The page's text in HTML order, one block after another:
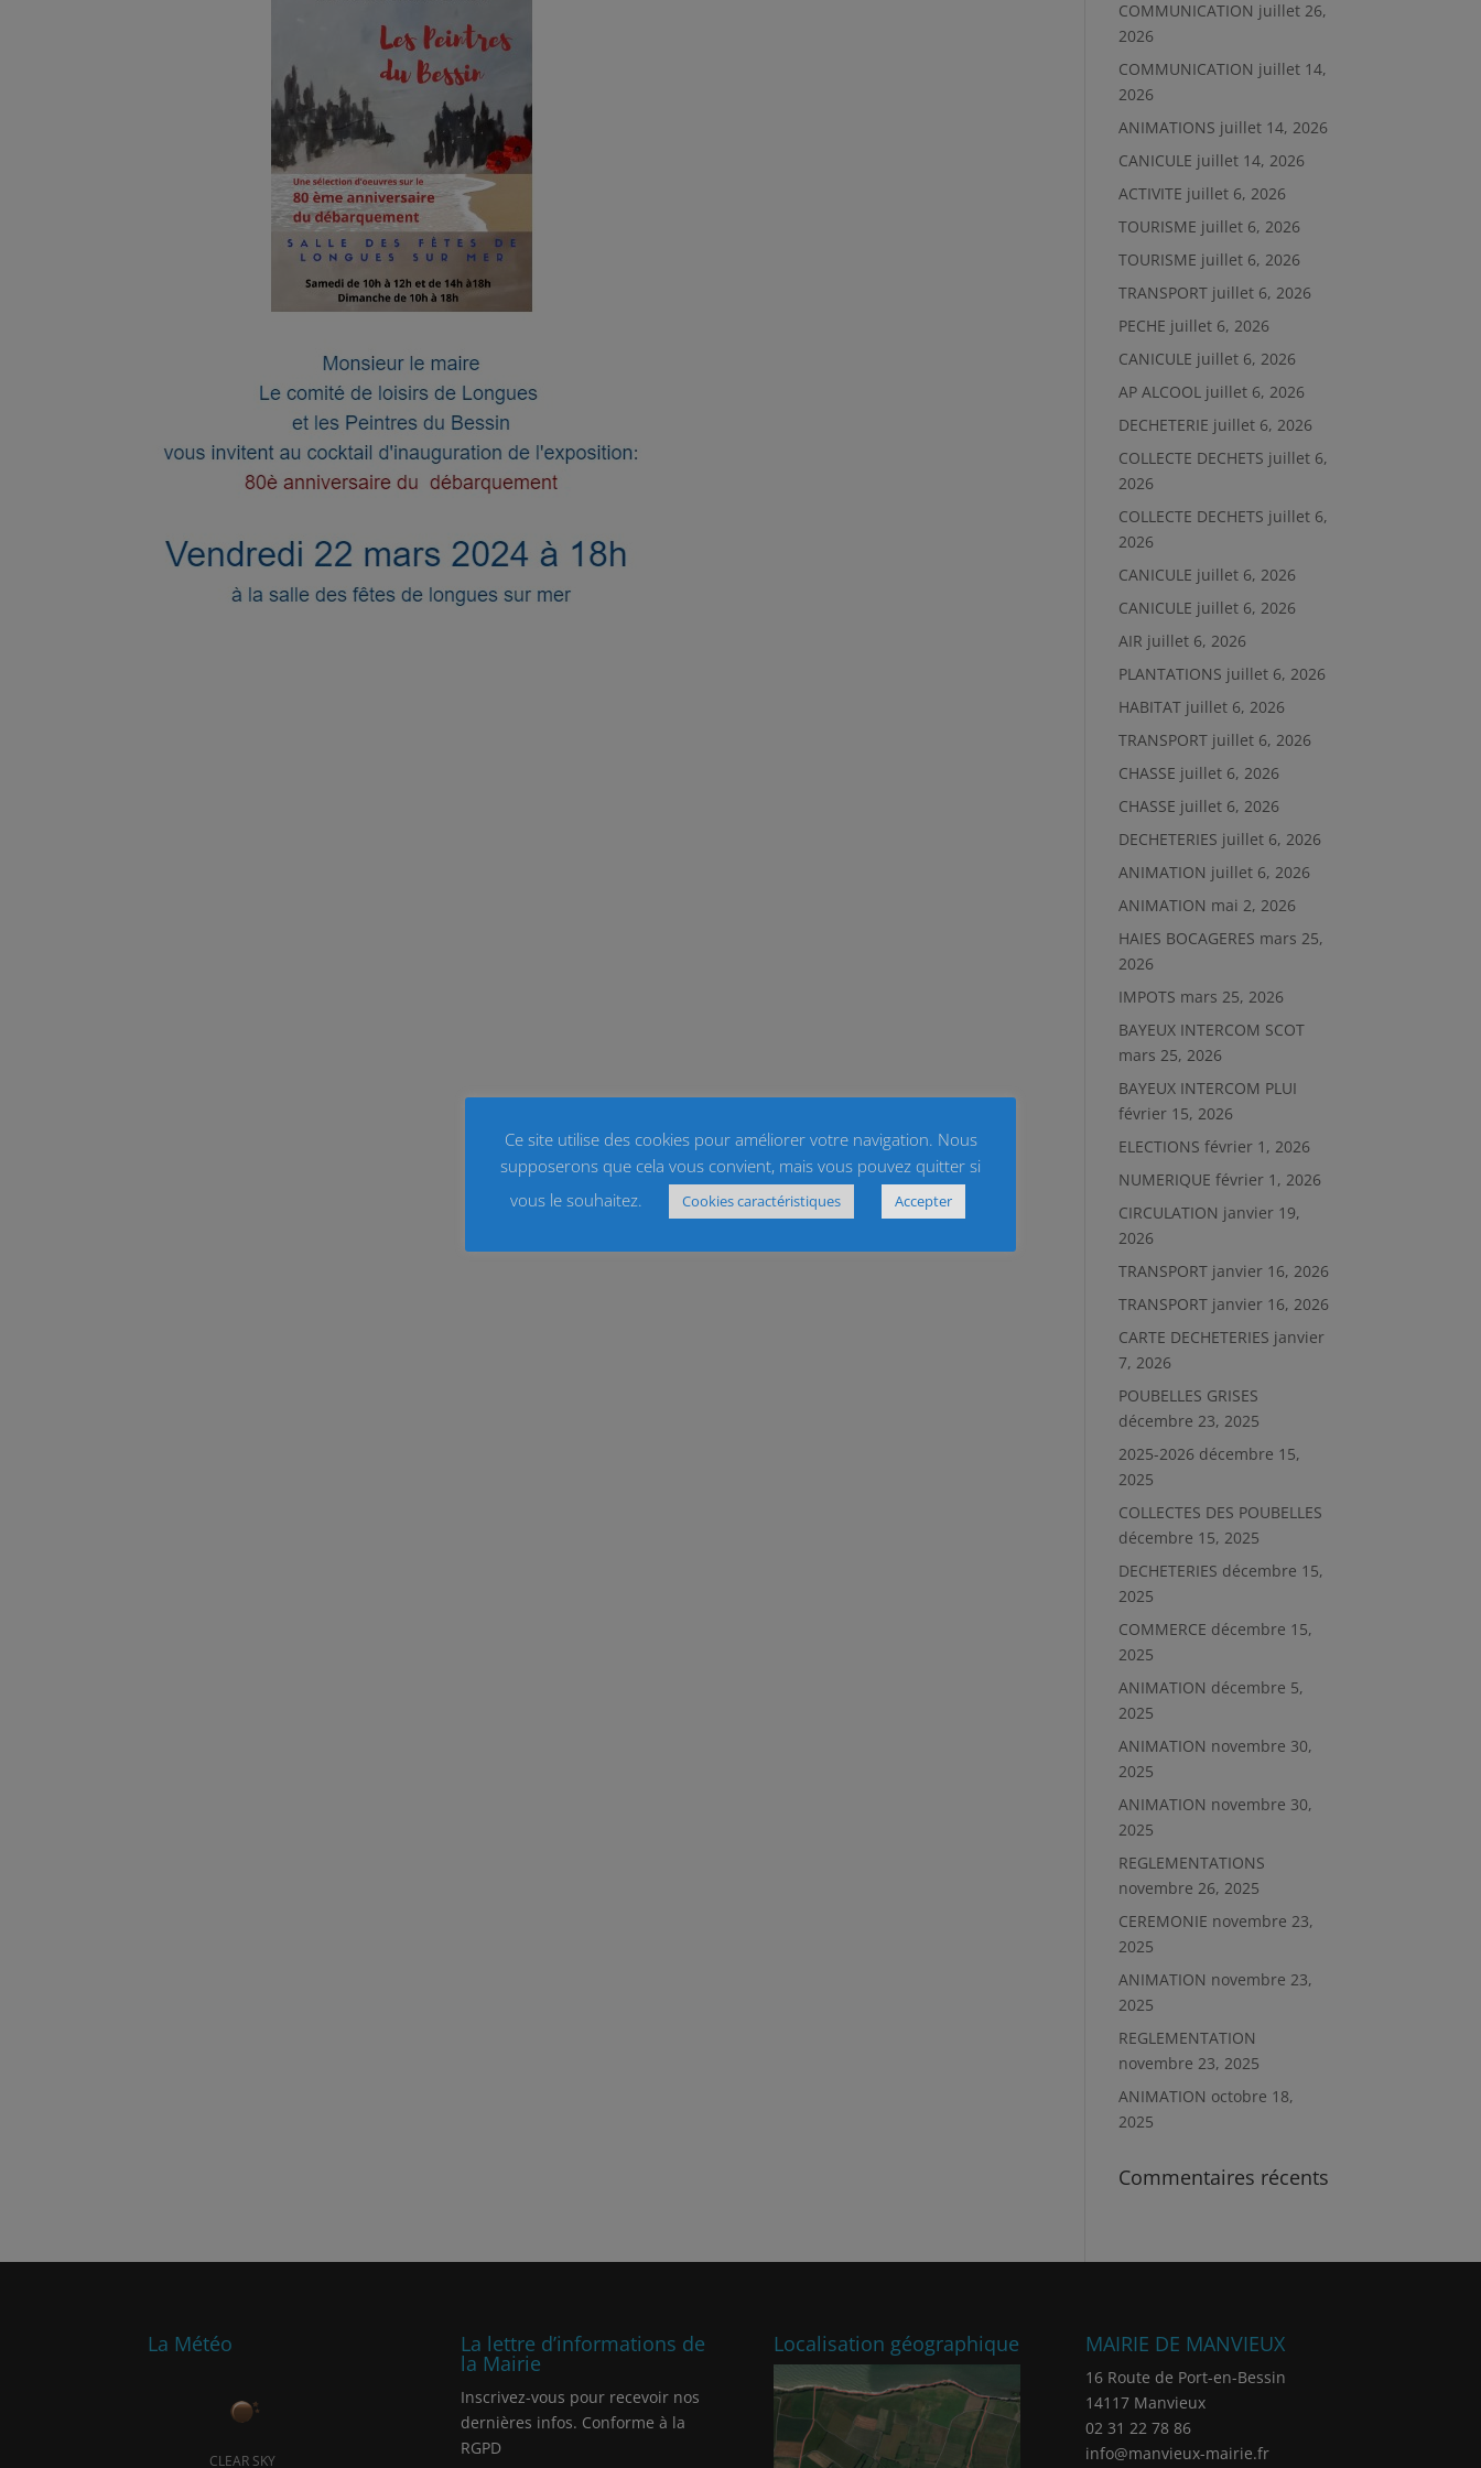
COMMUNICATION juillet 26,
2026
COMMUNICATION juillet 14,
2026
ANIMATIONS juillet 14, 2026
CANICULE juillet 14, 2026
ACTIVITE juillet 6, 2026
TOURISME juillet 6, 2026
TOURISME juillet 6, 2026
TRANSPORT juillet 6, 2026
PECHE juillet 6, 2026
CANICULE juillet 6, 2026
AP ALCOOL juillet 6, 2026
DECHETERIE juillet 6, 2026
COLLECTE DECHETS juillet 6,
2026
COLLECTE DECHETS juillet 6,
2026
CANICULE juillet 6, 2026
CANICULE juillet 6, 2026
AIR juillet 6, 2026
PLANTATIONS juillet 6, 2026
HABITAT juillet 6, 2026
TRANSPORT juillet 6, 2026
CHASSE juillet 6, 2026
CHASSE juillet 6, 2026
DECHETERIES juillet 6, 2026
ANIMATION juillet 6, 2026
ANIMATION mai 2, 2026
HAIES BOCAGERES mars 25,
2026
IMPOTS mars 25, 2026
BAYEUX INTERCOM SCOT
mars 25, 2026
BAYEUX INTERCOM PLUI
février 15, 2026
ELECTIONS février 1, 2026
NUMERIQUE février 1, 2026
CIRCULATION janvier 19,
2026
TRANSPORT janvier 16, 2026
TRANSPORT janvier 16, 2026
CARTE DECHETERIES janvier
7, 2026
POUBELLES GRISES
décembre 23, 2025
2025-2026 décembre 15,
2025
COLLECTES DES POUBELLES
décembre 15, 2025
DECHETERIES décembre 15,
2025
COMMERCE décembre 15,
2025
ANIMATION décembre 5,
2025
ANIMATION novembre 30,
2025
ANIMATION novembre 30,
2025
REGLEMENTATIONS
novembre 26, 2025
CEREMONIE novembre 23,
2025
ANIMATION novembre 23,
2025
REGLEMENTATION
novembre 23, 2025
ANIMATION octobre 18,
2025
Commentaires récents
La Météo
CLEAR SKY
La lettre d’informations de
la Mairie
Inscrivez-vous pour recevoir nos
dernières infos. Conforme à la
RGPD
Localisation géographique MAIRIE DE MANVIEUX
16 Route de Port-en-Bessin
14117 Manvieux
02 31 22 78 86
info@manvieux-mairie.fr
Ce site utilise des cookies pour améliorer votre navigation. Nous
supposerons que cela vous convient, mais vous pouvez quitter si
vous le souhaitez.
Cookies caractéristiques Accepter